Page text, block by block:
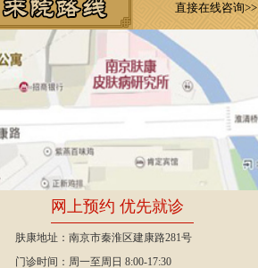
直接在线咨询>>
网上预约 优先就诊
肤康地址：南京市秦淮区建康路281号
门诊时间：周一至周日 8:00-17:30